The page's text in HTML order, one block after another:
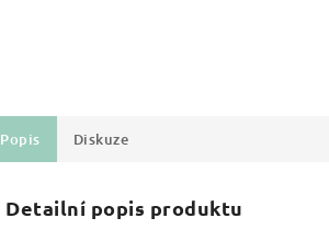
Popis Diskuze
Detailní popis produktu